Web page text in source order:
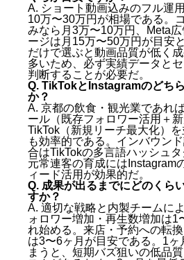
A. ショート動画込みのフル運
10万〜30万円が相場である。
みなら月3万〜10万円、Meta
ージは月15万〜50万円が目安
だけで選ぶと動画品質が低く
多いため、必ず実績データと
判断することが必要だ。
Q. TikTokとInstagramのどち
か？
A. 京都の飲食・観光業であれ
ール（既存フォロワー活用＋
TikTok（新規リーチ最大化）
も効率的である。インバウン
合はTikTokの多言語ハッシュ
元常連客の育成にはInstagram
ィード活用が効果的だ。
Q. 成果が出るまでにどのくら
すか？
A. 適切な戦略と内製チームに
ォロワー増加・再生数増加は1
れ始める。来店・予約への転
は3〜6ヶ月が目安である。1ヶ
まうと、短期バズ狙いの低品